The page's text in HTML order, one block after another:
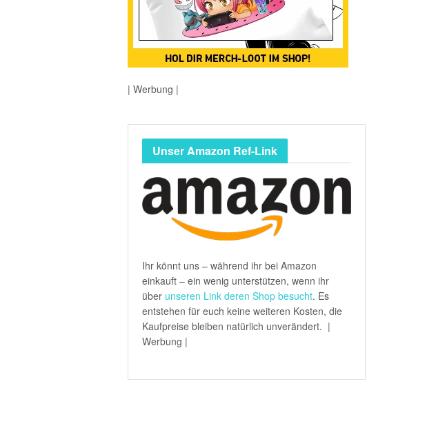
| Werbung |
Unser Amazon Ref-Link
Ihr könnt uns – während ihr bei Amazon
einkauft – ein wenig unterstützen, wenn ihr
über unseren Link deren Shop besucht. Es
entstehen für euch keine weiteren Kosten, die
Kaufpreise bleiben natürlich unverändert. |
Werbung |